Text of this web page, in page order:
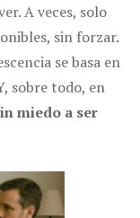
A veces, solo
sin forzar.
se basa en
sobre todo, en
miedo a ser